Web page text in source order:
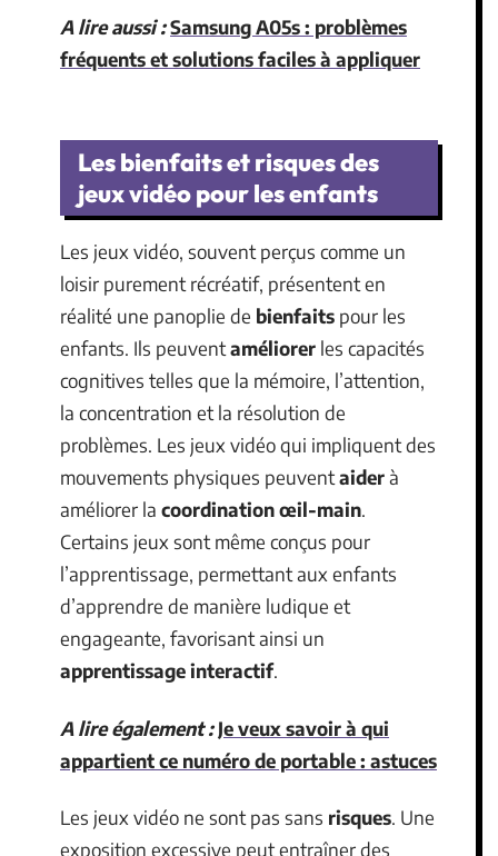
A lire aussi :Samsung A05s : problèmes
fréquents et solutions faciles à appliquer
Les bienfaits et risques des
jeux vidéo pour les enfants
Les jeux vidéo, souvent perçus comme un
loisir purement récréatif, présentent en
réalité une panoplie de bienfaits pour les
enfants. Ils peuventaméliorer les capacités
cognitives telles que la mémoire, l’attention,
la concentration et la résolution de
problèmes. Les jeux vidéo qui impliquent des
mouvements physiques peuventaiderà
améliorer la coordination œil-main.
Certains jeux sont même conçus pour
l’apprentissage, permettant aux enfants
d’apprendre de manière ludique et
engageante, favorisant ainsi un
apprentissage interactif.
A lire également : Je veux savoir à qui
appartient ce numéro de portable : astuces
Les jeux vidéo ne sont pas sans risques. Une
exposition excessive peut entraîner des